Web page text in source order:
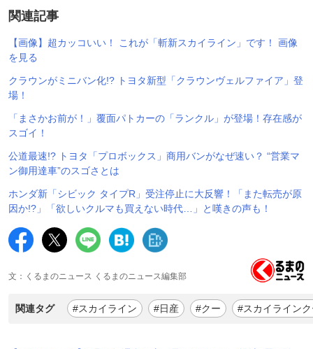
関連記事
【画像】超カッコいい！ これが「斬新スカイライン」です！ 画像
を見る
クラウンがミニバン化!? トヨタ新型「クラウンヴェルファイア」登
場！
「まさかお前が！」覆面パトカーの「ランクル」が登場！存在感が
スゴイ！
公道最速!? トヨタ「プロボックス」商用バンがなぜ速い？ “営業マ
ン御用達車”のスゴさとは
ホンダ新「シビック タイプR」受注停止に大反響！「また転売が原
因か!?」「欲しいクルマも買えない時代…」と嘆きの声も！
文：くるまのニュース くるまのニュース編集部
関連タグ #スカイライン #日産 #クー #スカイライン